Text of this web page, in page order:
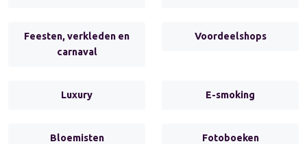
Feesten, verkleden en
carnaval
Voordeelshops
Luxury E-smoking
Bloemisten Fotoboeken